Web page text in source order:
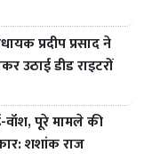
प्रदीप प्रसाद ने
उठाई डीड राइटरों
पूरे मामले की
शशांक राज